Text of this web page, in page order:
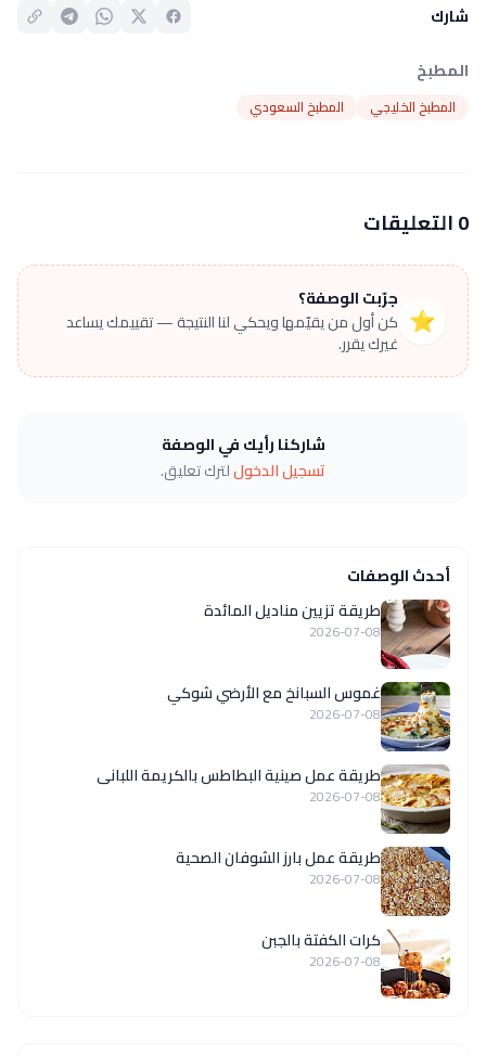
شارك
المطبخ
المطبخ الخليجي المطبخ السعودي
0 التعليقات
⭐
جرّبت الوصفة؟
كن أول من يقيّمها ويحكي لنا النتيجة — تقييمك يساعد
غيرك يقرر.
شاركنا رأيك في الوصفة
تسجيل الدخوللترك تعليق.
أحدث الوصفات
طريقة تزيين مناديل المائدة
2026-07-08
غموس السبانخ مع الأرضي شوكي
2026-07-08
طريقة عمل صينية البطاطس بالكريمة اللبانى
2026-07-08
طريقة عمل بارز الشوفان الصحية
2026-07-08
كرات الكفتة بالجبن
2026-07-08